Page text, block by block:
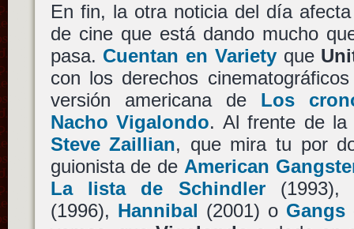
En fin, la otra noticia del día
de cine que está dando mucho
pasa. Cuentan en Varietyque
con los derechos
versión americana de Los
Nacho Vigalondo. Al frente de la
Steve Zaillian, que mira tu por
guionista de de American
La lista de Schindler
(1996), Hannibal (2001) o Gangs